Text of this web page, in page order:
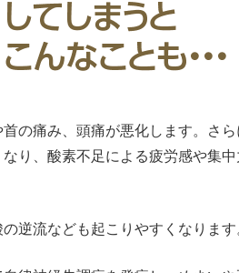
の痛み、頭痛が悪化します。さ
り、酸素不足による疲労感や集
逆流なども起こりやすくなります